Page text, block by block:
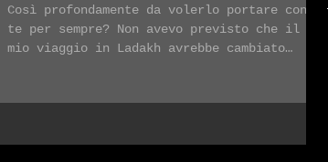
Così profondamente da volerlo portare con
te per sempre? Non avevo previsto che il
mio viaggio in Ladakh avrebbe cambiato